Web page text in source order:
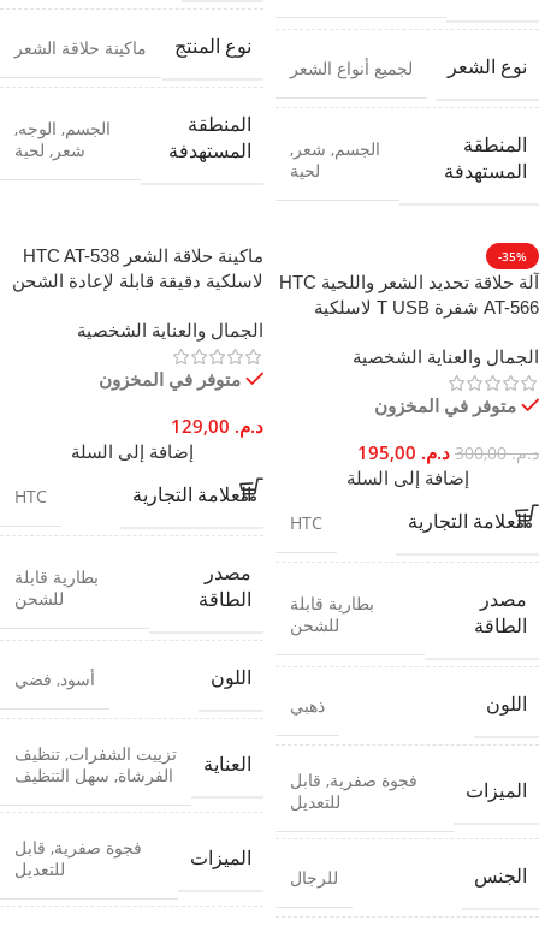
نوع الشعر لجميع أنواع الشعر
المنطقة
المستهدفة
الجسم, شعر ,
لحية
نوع المنتج ماكينة حلاقة الشعر
المنطقة
المستهدفة
الجسم, الوجه,
شعر , لحية
-35%
آلة حلاقة تحديد الشعر واللحية HTC
AT-566 شفرة T USB لاسلكية
الجمال والعناية الشخصية
متوفر في المخزون
د.م.300,00 د.م.
إضافة إلى السلة
العلامة التجارية HTC
مصدر
الطاقة
بطارية قابلة
للشحن
اللون ذهبي
الميزات فجوة صفرية, قابل
للتعديل
الجنس للرجال
ماكينة حلاقة الشعر HTC AT-538
لاسلكية دقيقة قابلة لإعادة الشحن
الجمال والعناية الشخصية
متوفر في المخزون
د.م.
إضافة إلى السلة
العلامة التجارية HTC
مصدر
الطاقة
بطارية قابلة
للشحن
اللون أسود, فضي
العناية تزييت الشفرات, تنظيف
الفرشاة, سهل التنظيف
الميزات فجوة صفرية, قابل
للتعديل